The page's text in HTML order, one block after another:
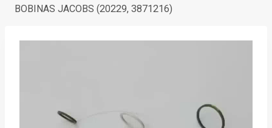
BOBINAS JACOBS (20229, 3871216)